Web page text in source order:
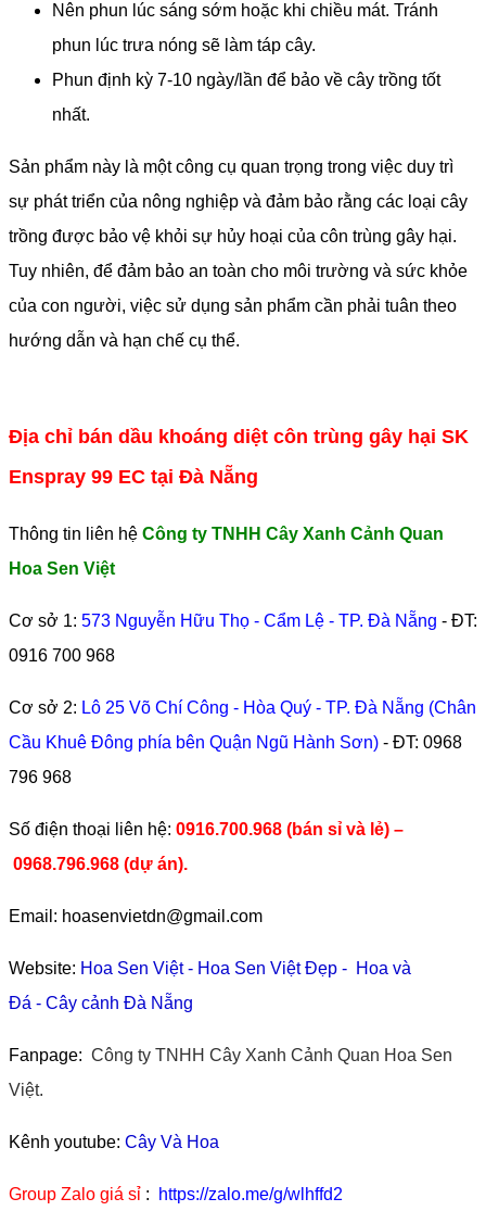
Nên phun lúc sáng sớm hoặc khi chiều mát. Tránh
phun lúc trưa nóng sẽ làm táp cây.
Phun định kỳ 7-10 ngày/lần để bảo về cây trồng tốt
nhất.
Sản phẩm này là một công cụ quan trọng trong việc duy trì
sự phát triển của nông nghiệp và đảm bảo rằng các loại cây
trồng được bảo vệ khỏi sự hủy hoại của côn trùng gây hại.
Tuy nhiên, để đảm bảo an toàn cho môi trường và sức khỏe
của con người, việc sử dụng sản phẩm cần phải tuân theo
hướng dẫn và hạn chế cụ thể.
Địa chỉ bán dầu khoáng diệt côn trùng gây hại SK
Enspray 99 EC tại Đà Nẵng
Thông tin liên hệ Công ty TNHH Cây Xanh Cảnh Quan
Hoa Sen Việt
Cơ sở 1: 573 Nguyễn Hữu Thọ - Cẩm Lệ - TP. Đà Nẵng - ĐT:
0916 700 968
Cơ sở 2: Lô 25 Võ Chí Công - Hòa Quý - TP. Đà Nẵng (Chân
Cầu Khuê Đông phía bên Quận Ngũ Hành Sơn) - ĐT: 0968
796 968
​Số điện thoại liên hệ: 0916.700.968 (bán sỉ và lẻ) –
0968.796.968 (dự án).
Email: hoasenvietdn@gmail.com
Website: Hoa Sen Việt- Hoa Sen Việt Đẹp - Hoa và
Đá - Cây cảnh Đà Nẵng
Fanpage: Công ty TNHH Cây Xanh Cảnh Quan Hoa Sen
Việt.
Kênh youtube: Cây Và Hoa
Group Zalo giá sỉ : https://zalo.me/g/wlhffd2